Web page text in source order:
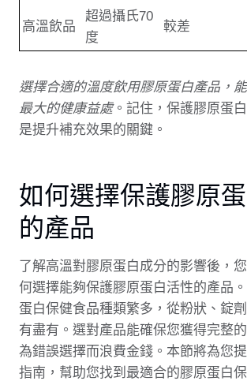
高溫飲品
超過攝氏70
度
較差
選擇合適的溫度飲用膠原蛋白產品，
最大的健康益處。記住，保護膠原蛋
是提升補充效果的關鍵。
如何選擇保護膠原
的產品
了解高溫對膠原蛋白成分的影響後，
何選擇能夠保護膠原蛋白活性的產品
蛋白保健食品種類繁多，從粉狀、錠
有盡有。選對產品能確保您獲得完整
為錯誤選擇而浪費金錢。本節將為您
指南，幫助您找到最適合的膠原蛋白保